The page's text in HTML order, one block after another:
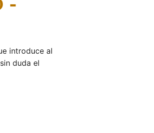
-
introduce al
duda el